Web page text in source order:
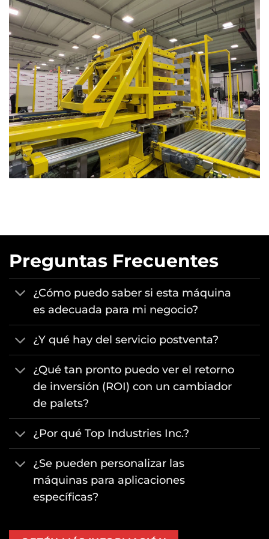
Preguntas Frecuentes
¿Cómo puedo saber si esta máquina
es adecuada para mi negocio?
¿Y qué hay del servicio postventa?
¿Qué tan pronto puedo ver el retorno
de inversión (ROI) con un cambiador
de palets?
¿Por qué Top Industries Inc.?
¿Se pueden personalizar las
máquinas para aplicaciones
específicas?